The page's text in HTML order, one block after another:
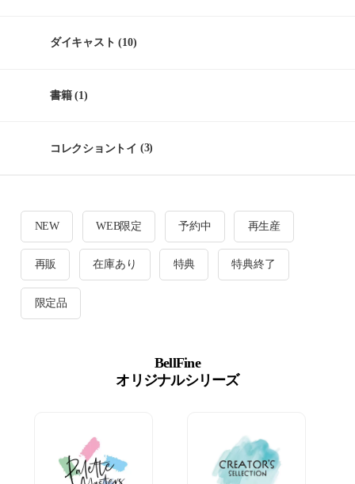
ダイキャスト (10)
書籍(1)
コレクショントイ (3)
NEW WEB限定 予約中 再生産
再販 在庫あり 特典 特典終了
限定品
BellFine
オリジナルシリーズ